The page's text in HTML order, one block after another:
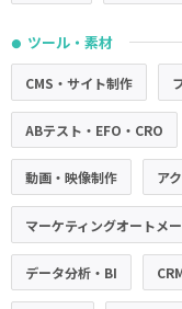
● ツール・素材
CMS・サイト制作
ABテスト・EFO・CRO
動画・映像制作 ア
マーケティングオートメー
データ分析・BI